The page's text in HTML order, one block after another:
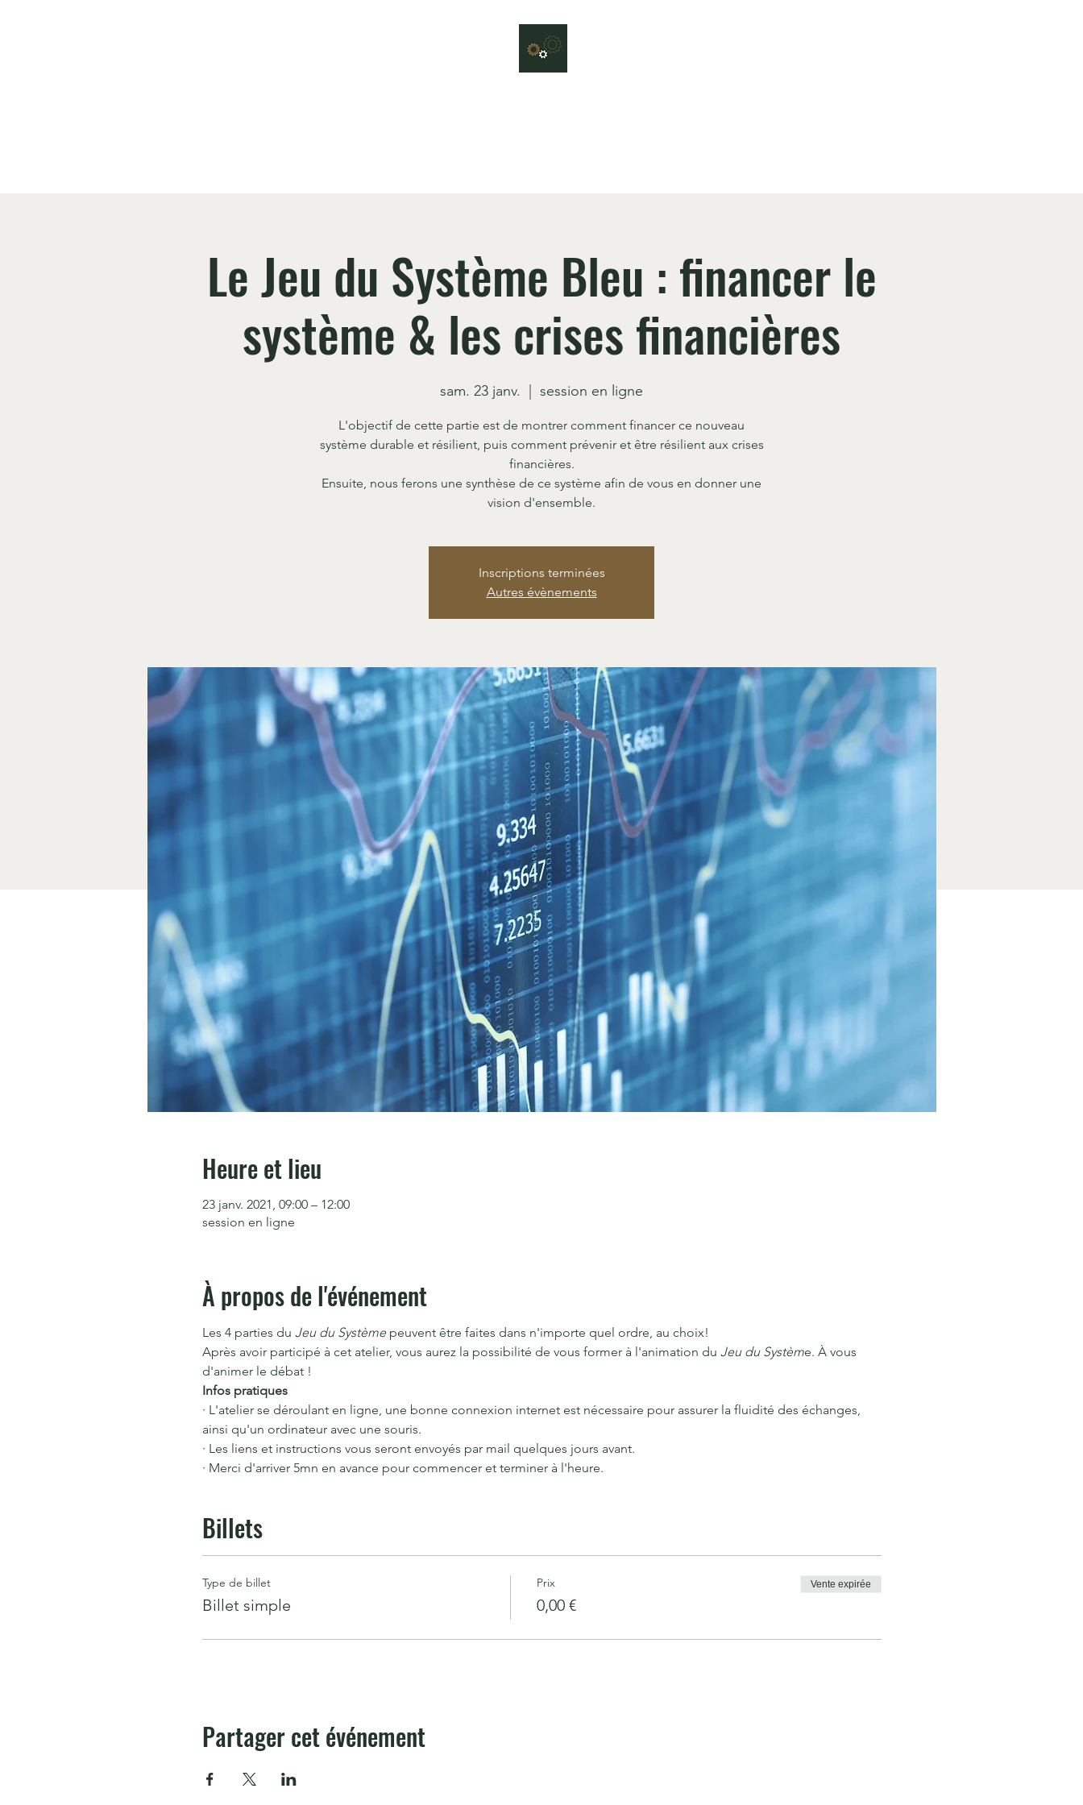
Le Jeu du Système Bleu : financer le
système & les crises financières
sam. 23 janv. session en ligne
L'objectif de cette partie est de montrer comment financer ce nouveau
système durable et résilient, puis comment prévenir et être résilient aux crises
financières.
Ensuite, nous ferons une synthèse de ce système afin de vous en donner une
vision d'ensemble.
Inscriptions terminées
Autres évènements
Heure et lieu
23 janv. 2021, 09:00 – 12:00
session en ligne
À propos de l'événement
Les 4 parties du Jeu du Système peuvent être faites dans n'importe quel ordre, au choix!
Après avoir participé à cet atelier, vous aurez la possibilité de vous former à l'animation du Jeu du Système. À vous
d'animer le débat !
Infos pratiques
· L'atelier se déroulant en ligne, une bonne connexion internet est nécessaire pour assurer la fluidité des échanges,
ainsi qu'un ordinateur avec une souris.
· Les liens et instructions vous seront envoyés par mail quelques jours avant.
· Merci d'arriver 5mn en avance pour commencer et terminer à l'heure.
Billets
Type de billet
Billet simple
Prix
0,00 €
Vente expirée
Partager cet événement